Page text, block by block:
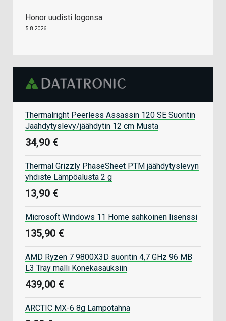
Honor uudisti logonsa
5.8.2026
Thermalright Peerless Assassin 120 SE Suoritin
Jäähdytyslevy/jäähdytin 12 cm Musta
34,90 €
Thermal Grizzly PhaseSheet PTM jäähdytyslevyn
yhdiste Lämpöalusta 2 g
13,90 €
Microsoft Windows 11 Home sähköinen lisenssi
135,90 €
AMD Ryzen 7 9800X3D suoritin 4,7 GHz 96 MB
L3 Tray malli Konekasauksiin
439,00 €
ARCTIC MX-6 8g Lämpötahna